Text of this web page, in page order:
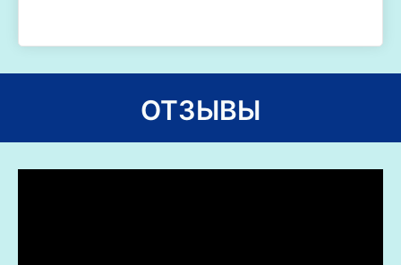
ОТЗЫВЫ